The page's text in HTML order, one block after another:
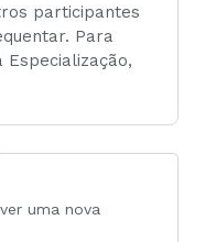
participantes
Para
uma nova